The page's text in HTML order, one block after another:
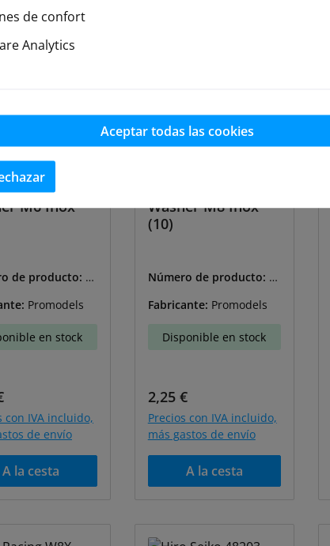
M6 Inox
de producto: G
Promodels
en stock
normal:
con IVA incluido,
de envío
A la cesta
Washer M8 Inox
(10)
Número de producto: G
Fabricante: Promodels
Disponible en stock
Precio normal:
2,25 €
Precios con IVA incluido,
más gastos de envío
A la cesta
de confort
Analytics
Aceptar todas las cookies